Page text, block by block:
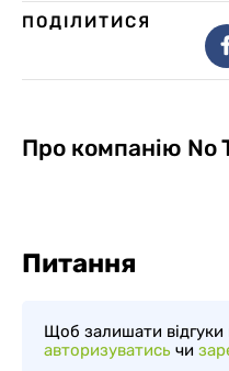
Про компанію No
Питання
Щоб залишати відгуки
авторизуватись чи
ПОДІЛИТИСЯ